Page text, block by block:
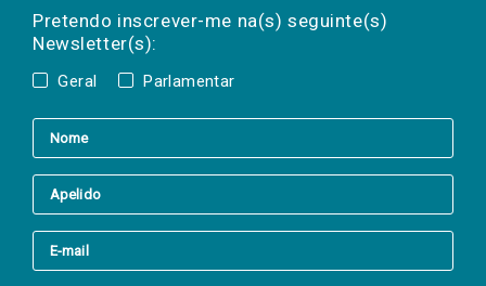
Pretendo inscrever-me na(s) seguinte(s)
Newsletter(s):
Geral Parlamentar
a(s) newsletter(s).
mail